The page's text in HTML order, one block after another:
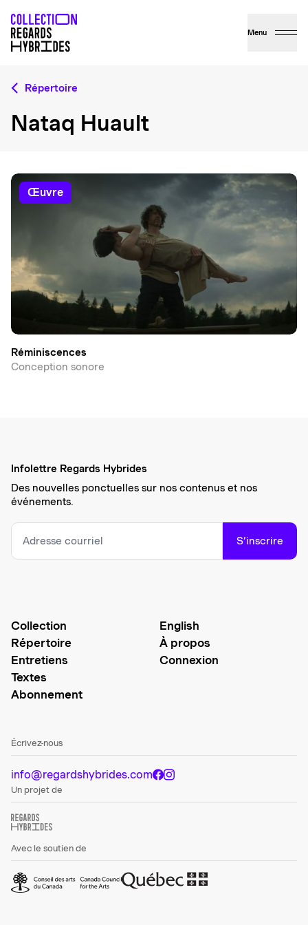
Menu
Répertoire
Nataq Huault
œuvre
Réminiscences
Conception sonore
Infolettre Regards Hybrides
Des nouvelles ponctuelles sur nos contenus et nos
événements.
S’inscrire
Collection
Répertoire
Entretiens
Textes
Abonnement
English
À propos
Connexion
Écrivez-nous
info@regardshybrides.com
Un projet de
Avec le soutien de